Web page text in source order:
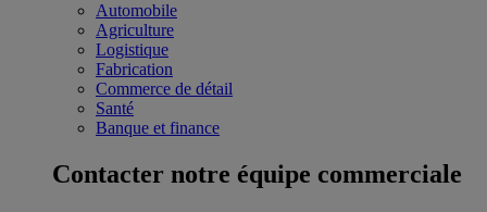
Automobile
Agriculture
Logistique
Fabrication
Commerce de détail
Santé
Banque et finance
Contacter notre équipe commerciale